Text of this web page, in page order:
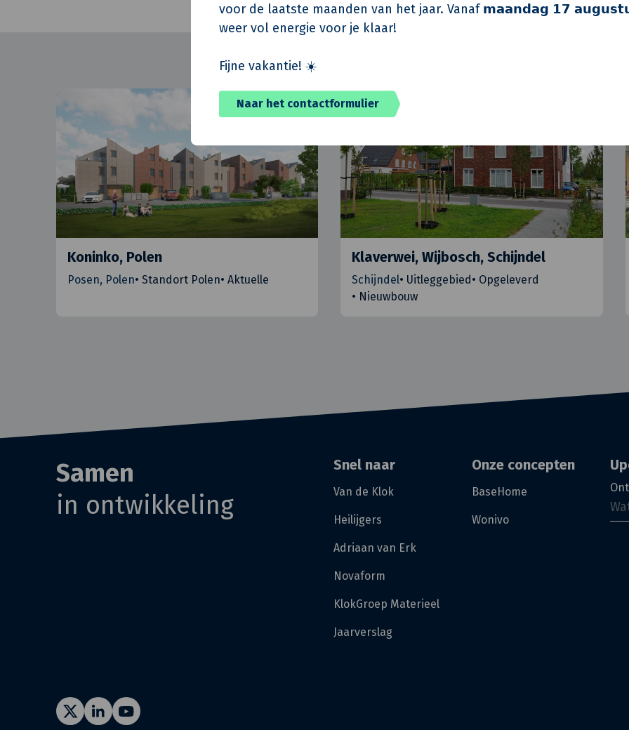
voor de laatste maanden van het jaar. Vanaf 𝗺𝗮𝗮𝗻𝗱𝗮𝗴 𝟭𝟳
weer vol energie voor je klaar!
Fijne vakantie! ☀️
Naar het contactformulier
Koninko, Polen
Posen, Polen• Standort Polen• Aktuelle
Klaverwei, Wijbosch, Schijndel
Schijndel• Uitleggebied• Opgeleverd
• Nieuwbouw
Samen
in ontwikkeling
Snel naar
Van de Klok
Heilijgers
Adriaan van Erk
Novaform
KlokGroep Materieel
Jaarverslag
Onze concepten
BaseHome
Wonivo